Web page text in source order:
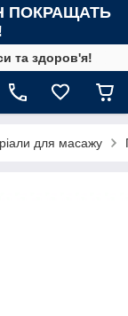
ПОКРАЩАТЬ
та здоров'я!
для масажу